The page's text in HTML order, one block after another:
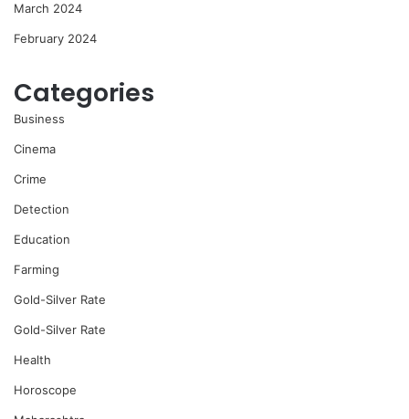
March 2024
February 2024
Categories
Business
Cinema
Crime
Detection
Education
Farming
Gold-Silver Rate
Gold-Silver Rate
Health
Horoscope